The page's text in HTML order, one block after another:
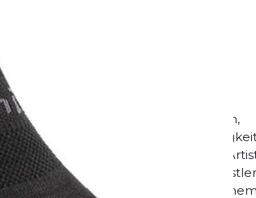
Mini-Crew-Silhouette basieren,
Fasern ausgestattet, die
Schmutz auf dem Trail ab. Über
Designs von talentierten
und jede Kollektion wird von einem